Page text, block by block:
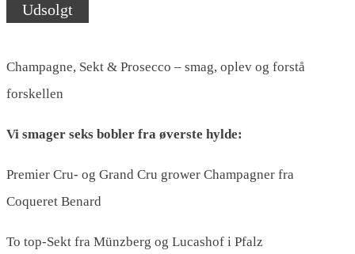
Udsolgt
Champagne, Sekt & Prosecco – smag, oplev og forstå
forskellen
Vi smager seks bobler fra øverste hylde:
Premier Cru- og Grand Cru grower Champagner fra
Coqueret Benard
To top-Sekt fra Münzberg og Lucashof i Pfalz